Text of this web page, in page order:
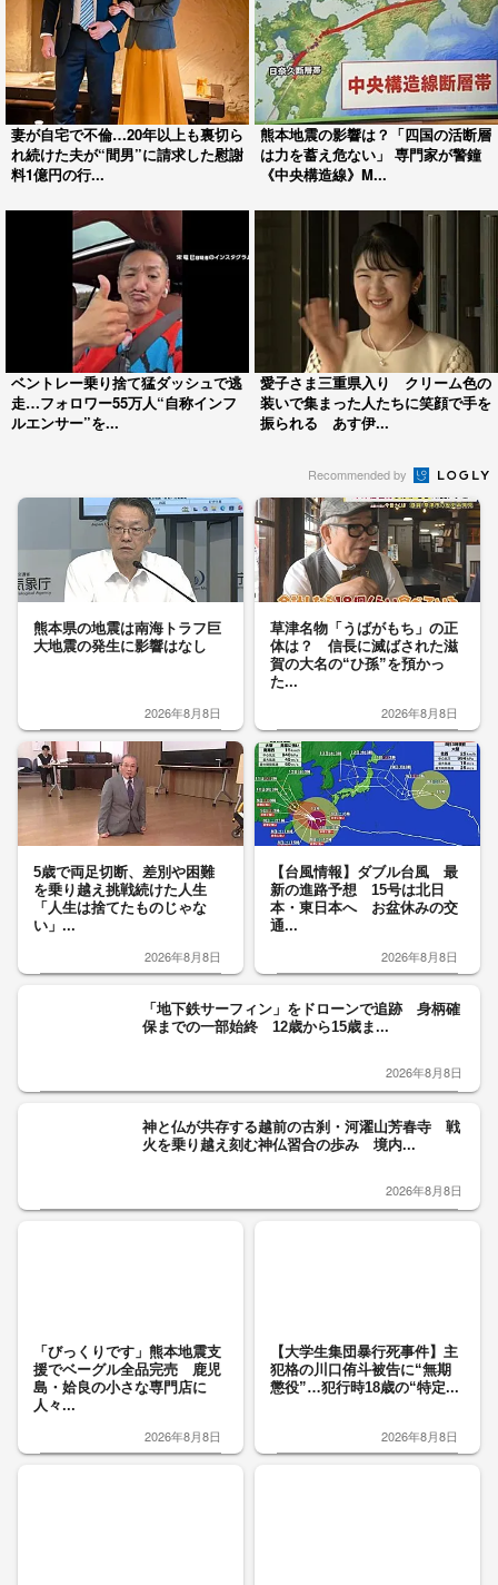
妻が自宅で不倫…20年以上も裏切ら
れ続けた夫が“間男”に請求した慰謝
料1億円の行...
熊本地震の影響は？「四国の活断層
は力を蓄え危ない」 専門家が警鐘
《中央構造線》M...
ベントレー乗り捨て猛ダッシュで逃
走…フォロワー55万人“自称インフ
ルエンサー”を...
愛子さま三重県入り クリーム色の
装いで集まった人たちに笑顔で手を
振られる あす伊...
Recommended by
熊本県の地震は南海トラフ巨
大地震の発生に影響はなし
2026年8月8日
草津名物「うばがもち」の正
体は？ 信長に滅ばされた滋
賀の大名の“ひ孫”を預かっ
た...
2026年8月8日
5歳で両足切断、差別や困難
を乗り越え挑戦続けた人生
「人生は捨てたものじゃな
い」...
2026年8月8日
【台風情報】ダブル台風 最
新の進路予想 15号は北日
本・東日本へ お盆休みの交
通...
2026年8月8日
「地下鉄サーフィン」をドローンで追跡 身柄確
保までの一部始終 12歳から15歳ま...
2026年8月8日
神と仏が共存する越前の古刹・河濯山芳春寺 戦
火を乗り越え刻む神仏習合の歩み 境内...
2026年8月8日
「びっくりです」熊本地震支
援でベーグル全品完売 鹿児
島・姶良の小さな専門店に
人々...
2026年8月8日
【大学生集団暴行死事件】主
犯格の川口侑斗被告に“無期
懲役”…犯行時18歳の“特定...
2026年8月8日